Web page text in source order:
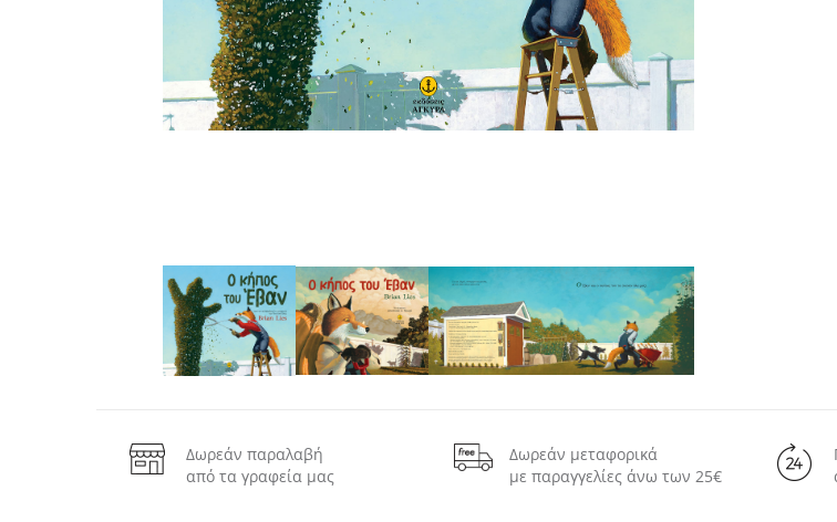
Δωρεάν παραλαβή
από τα γραφεία μας
Δωρεάν μεταφορικά
με παραγγελίες άνω των 25€